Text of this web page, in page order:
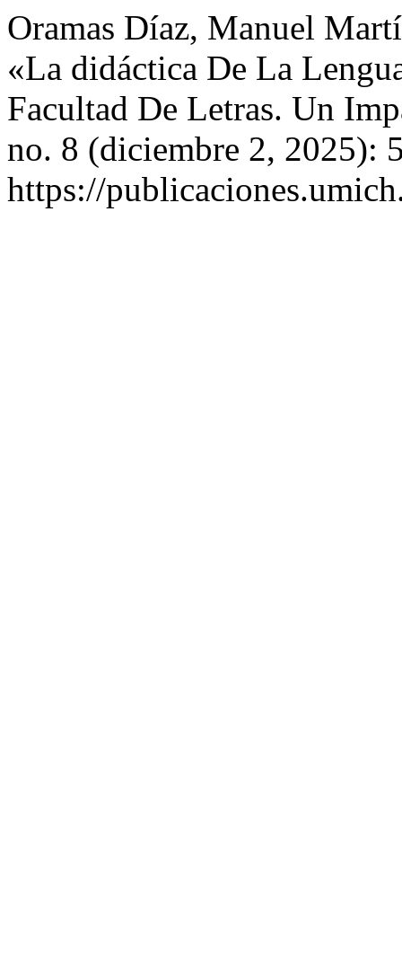
Oramas Díaz, Manuel
«La didáctica De La
Facultad De Letras. Un
no. 8 (diciembre 2, 2025):
https://